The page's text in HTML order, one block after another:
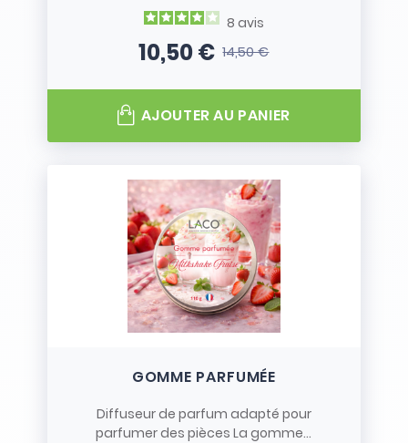
8 avis
Prix
10,50 €Prix de base
14,50 €
AJOUTER AU PANIER
GOMME PARFUMÉE
Diffuseur de parfum adapté pour
parfumer des pièces La gomme...